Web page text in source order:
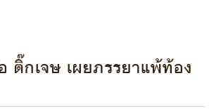
กเจษ เผยภรรยาแพ้ท้อง